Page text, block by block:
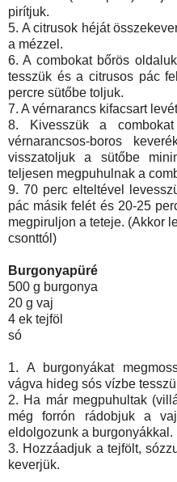
pirítjuk.
5. A citrusok héját
a mézzel.
6. A combokat bőrös
tesszük és a citrusos pác
percre sütőbe toljuk.
7. A vérnarancs kifacsart
8. Kivesszük a
vérnarancsos-boros
visszatoljuk a sütőbe
teljesen megpuhulnak a
9. 70 perc elteltével
pác másik felét és 20-25
megpiruljon a teteje. (Akkor
csonttól)
Burgonyapüré
500 g burgonya
20 g vaj
4 ek tejföl
só
1. A burgonyákat
vágva hideg sós vízbe
2. Ha már megpuhultak
még forrón rádobjuk a
eldolgozunk a burgonyákkal.
3. Hozzáadjuk a tejfölt,
keverjük.